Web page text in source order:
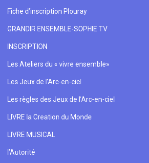
Fiche d’inscription Plouray
GRANDIR ENSEMBLE-SOPHIE TV
INSCRIPTION
Les Ateliers du « vivre ensemble»
Les Jeux de l’Arc-en-ciel
Les règles des Jeux de l’Arc-en-ciel
LIVRE la Creation du Monde
LIVRE MUSICAL
l’Autorité